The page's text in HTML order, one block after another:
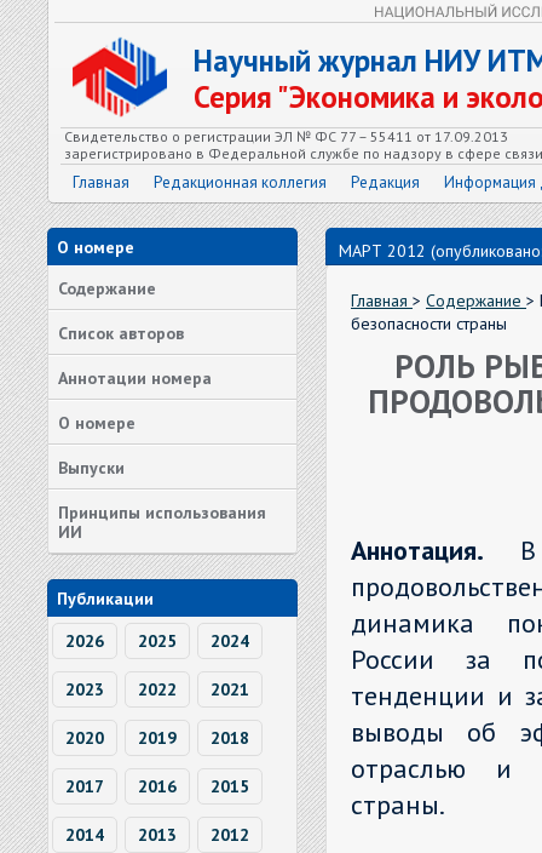
Научный журнал НИУ
Серия "Экономика и
Свидетельство о регистрации ЭЛ № ФС 77 – 55411 от 17.09.2013
зарегистрировано в Федеральной службе по надзору в сфере
Главная Редакционная коллегия Редакция Информация
О номере
Содержание
Список авторов
Аннотации номера
О номере
Выпуски
Принципы использования
ИИ
Публикации
2026
2025 2024
2023 2022 2021
2020 2019 2018
2017 2016 2015
2014 2013 2012
МАРТ 2012
Главная > Содержание >
безопасности страны
РОЛЬ
Аннотация.
динамика
России за
тенденции и
выводы об
отраслью и
страны.